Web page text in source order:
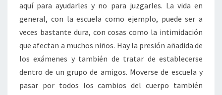
aquí para ayudarles y no para juzgarles. La vida en
general, con la escuela como ejemplo, puede ser a
veces bastante dura, con cosas como la intimidación
que afectan a muchos niños. Hay la presión añadida de
los exámenes y también de tratar de establecerse
dentro de un grupo de amigos. Moverse de escuela y
pasar por todos los cambios del cuerpo también